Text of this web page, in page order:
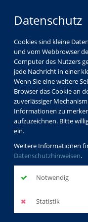
Datenschutz
Cookies sind kleine
und vom Webbrowser
Computer des Nutzers
jede Nachricht in einer
Wenn Sie eine weitere
Browser das Cookie an
zuverlässiger
Informationen zu
aufzuzeichnen. Bitte
ein.
Weitere Informationen
Datenschutzhinweisen.
Notwendig
Statistik